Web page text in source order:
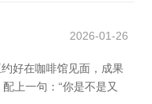
2026-01-26
好在咖啡馆见面，成果
上一句：“你是不是又